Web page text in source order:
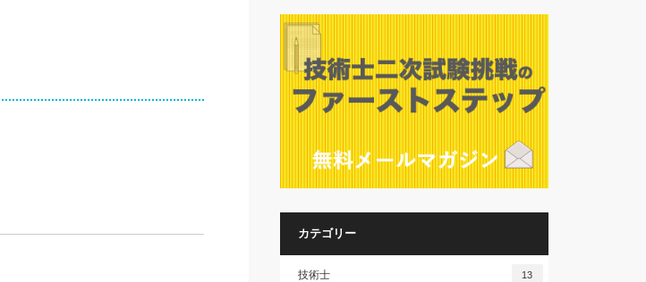
カテゴリー
技術士 13